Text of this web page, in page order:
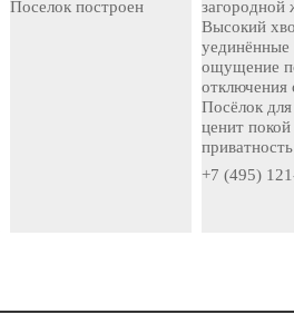
Поселок построен
загородной
Высокий
уединённые
ощущение
отключения
Посёлок
ценит
приватность
+7 (495)